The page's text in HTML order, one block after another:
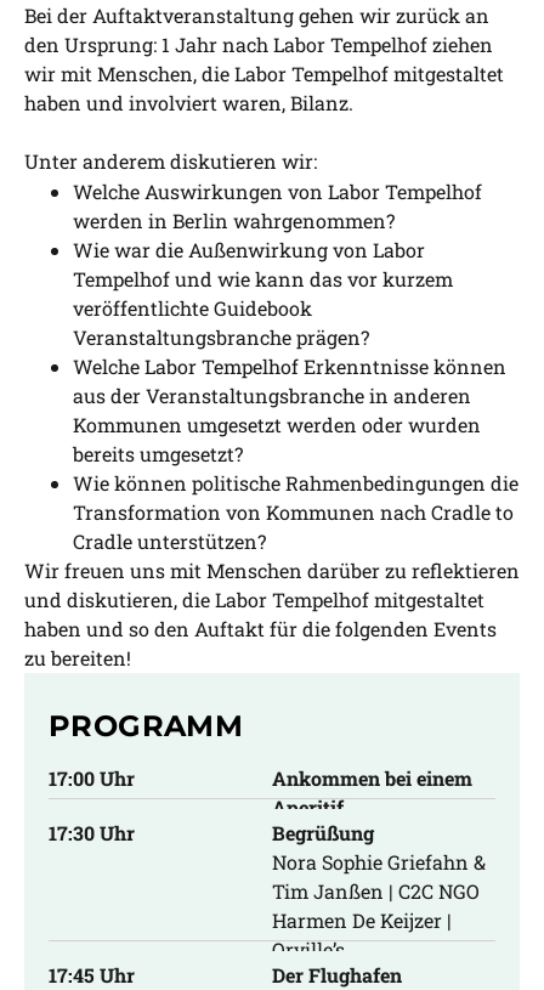
Bei der Auftaktveranstaltung gehen wir zurück an
den Ursprung: 1 Jahr nach Labor Tempelhof ziehen
wir mit Menschen, die Labor Tempelhof mitgestaltet
haben und involviert waren, Bilanz.
Unter anderem diskutieren wir:
Welche Auswirkungen von Labor Tempelhof
werden in Berlin wahrgenommen?
Wie war die Außenwirkung von Labor
Tempelhof und wie kann das vor kurzem
veröffentlichte Guidebook
Veranstaltungsbranche prägen?
Welche Labor Tempelhof Erkenntnisse können
aus der Veranstaltungsbranche in anderen
Kommunen umgesetzt werden oder wurden
bereits umgesetzt?
Wie können politische Rahmenbedingungen die
Transformation von Kommunen nach Cradle to
Cradle unterstützen?
Wir freuen uns mit Menschen darüber zu reflektieren
und diskutieren, die Labor Tempelhof mitgestaltet
haben und so den Auftakt für die folgenden Events
zu bereiten!
PROGRAMM
17:00 Uhr
Ankommen bei einem
Aperitif
17:30 Uhr
Begrüßung
Nora Sophie Griefahn &
Tim Janßen | C2C NGO
Harmen De Keijzer |
Orville’s
17:45 Uhr
Der Flughafen